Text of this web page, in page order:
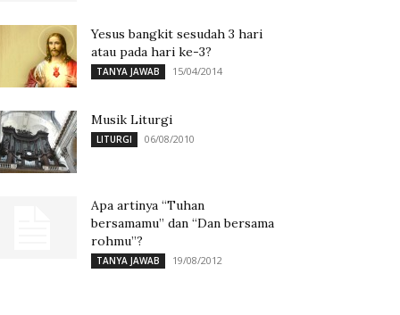
Yesus bangkit sesudah 3 hari
atau pada hari ke-3?
TANYA JAWAB 15/04/2014
Musik Liturgi
LITURGI 06/08/2010
Apa artinya “Tuhan
bersamamu” dan “Dan bersama
rohmu”?
TANYA JAWAB 19/08/2012